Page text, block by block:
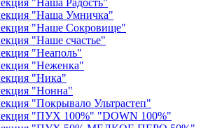
"Наша Радость"
"Наша Умничка"
"Наше Сокровище"
"Наше счастье"
"Неаполь"
"Неженка"
"Ника"
"Нонна"
"Покрывало Ультрастеп"
"ПУХ 100%" "DOWN 100%"